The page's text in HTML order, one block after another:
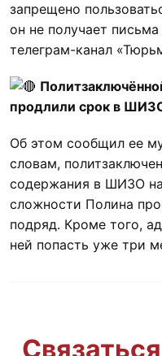
запрещено
он не получает
телеграм-канал
продлили срок в
Об этом сообщил ее
словам,
содержания в ШИЗО
сложности Полина
подряд. Кроме того,
ней попасть уже три